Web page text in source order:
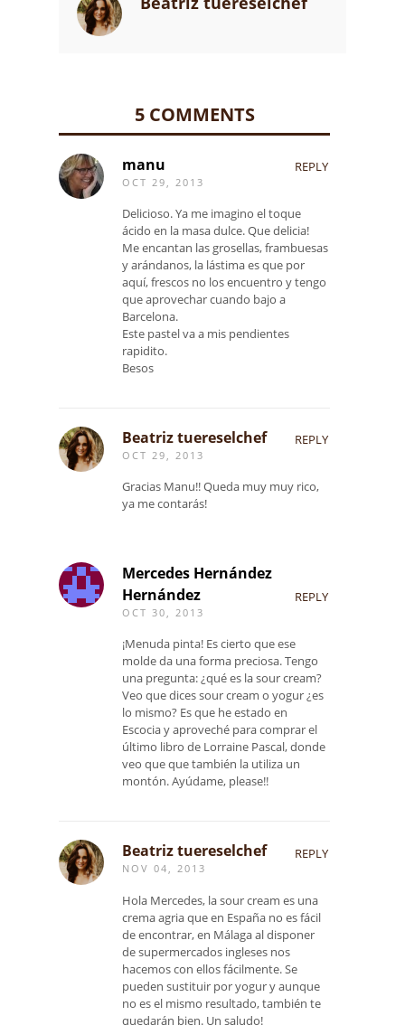
5 COMMENTS
manu
OCT 29, 2013
REPLY
Delicioso. Ya me imagino el toque
ácido en la masa dulce. Que delicia!
Me encantan las grosellas, frambuesas
y arándanos, la lástima es que por
aquí, frescos no los encuentro y tengo
que aprovechar cuando bajo a
Barcelona.
Este pastel va a mis pendientes
rapidito.
Besos
Beatriz tuereselchef
OCT 29, 2013
REPLY
Gracias Manu!! Queda muy muy rico,
ya me contarás!
Mercedes Hernández
Hernández
OCT 30, 2013
REPLY
¡Menuda pinta! Es cierto que ese
molde da una forma preciosa. Tengo
una pregunta: ¿qué es la sour cream?
Veo que dices sour cream o yogur ¿es
lo mismo? Es que he estado en
Escocia y aproveché para comprar el
último libro de Lorraine Pascal, donde
veo que que también la utiliza un
montón. Ayúdame, please!!
Beatriz tuereselchef
NOV 04, 2013
REPLY
Hola Mercedes, la sour cream es una
crema agria que en España no es fácil
de encontrar, en Málaga al disponer
de supermercados ingleses nos
hacemos con ellos fácilmente. Se
pueden sustituir por yogur y aunque
no es el mismo resultado, también te
quedarán bien. Un saludo!